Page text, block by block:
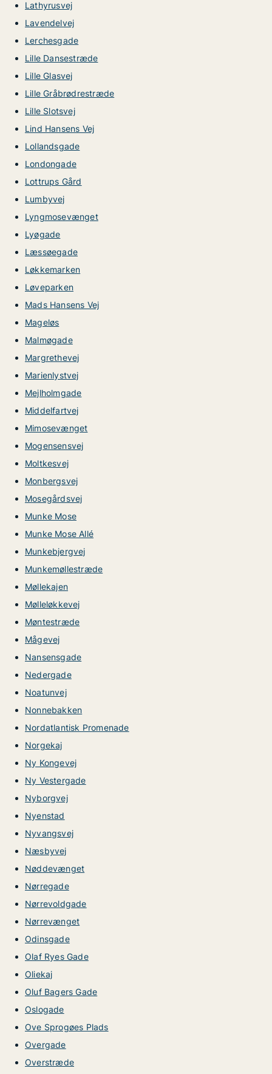
Lathyrusvej
Lavendelvej
Lerchesgade
Lille Dansestræde
Lille Glasvej
Lille Gråbrødrestræde
Lille Slotsvej
Lind Hansens Vej
Lollandsgade
Londongade
Lottrups Gård
Lumbyvej
Lyngmosevænget
Lyøgade
Læssøegade
Løkkemarken
Løveparken
Mads Hansens Vej
Mageløs
Malmøgade
Margrethevej
Marienlystvej
Mejlholmgade
Middelfartvej
Mimosevænget
Mogensensvej
Moltkesvej
Monbergsvej
Mosegårdsvej
Munke Mose
Munke Mose Allé
Munkebjergvej
Munkemøllestræde
Møllekajen
Mølleløkkevej
Møntestræde
Mågevej
Nansensgade
Nedergade
Noatunvej
Nonnebakken
Nordatlantisk Promenade
Norgekaj
Ny Kongevej
Ny Vestergade
Nyborgvej
Nyenstad
Nyvangsvej
Næsbyvej
Nøddevænget
Nørregade
Nørrevoldgade
Nørrevænget
Odinsgade
Olaf Ryes Gade
Oliekaj
Oluf Bagers Gade
Oslogade
Ove Sprogøes Plads
Overgade
Overstræde